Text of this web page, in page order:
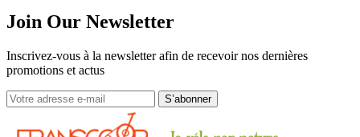
Join Our Newsletter
Inscrivez-vous à la newsletter afin de recevoir nos dernières
promotions et actus